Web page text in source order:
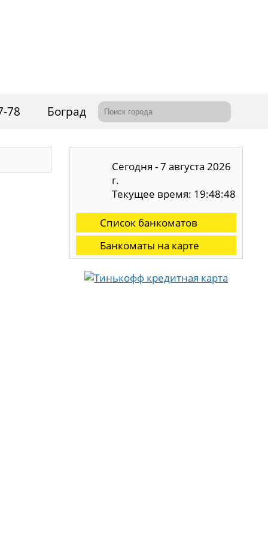
78 Боград
Сегодня - 7 августа 2026
г.
Текущее время: 19:48:48
Список банкоматов
Банкоматы на карте